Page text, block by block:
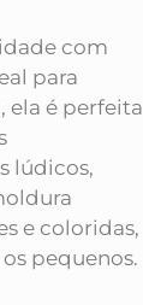
com
para
ela é perfeita
lúdicos,
e coloridas,
pequenos.